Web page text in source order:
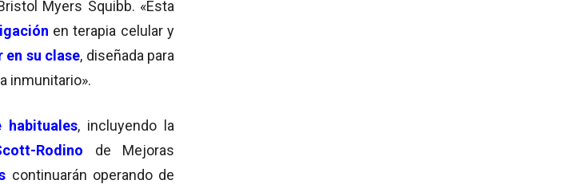
Myers Squibb. «Esta
en terapia celular y
en su clase, diseñada para
inmunitario».
habituales, incluyendo la
Rodino
de Mejoras
continuarán operando de